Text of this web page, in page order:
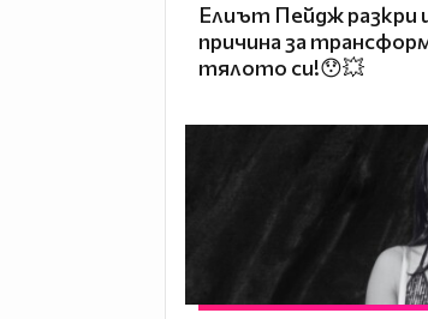
Елиът Пейдж разкри
причина за
тялото си!😯💥